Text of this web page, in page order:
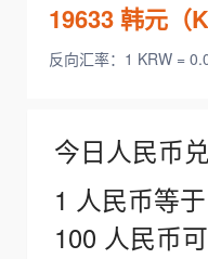
19633韩元（
反向汇率：1 KRW =
今日人民币
1 人民币等
100 人民币